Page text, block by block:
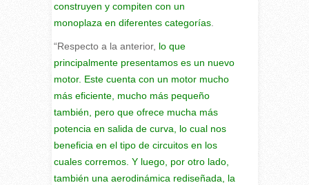
construyen y compiten con un
monoplaza en diferentes categorías.
“Respecto a la anterior, lo que
principalmente presentamos es un nuevo
motor. Este cuenta con un motor mucho
más eficiente, mucho más pequeño
también, pero que ofrece mucha más
potencia en salida de curva, lo cual nos
beneficia en el tipo de circuitos en los
cuales corremos. Y luego, por otro lado,
también una aerodinámica rediseñada, la